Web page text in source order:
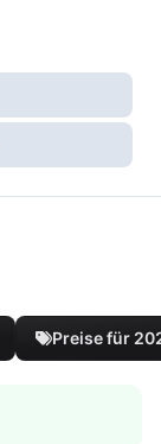
Preise für